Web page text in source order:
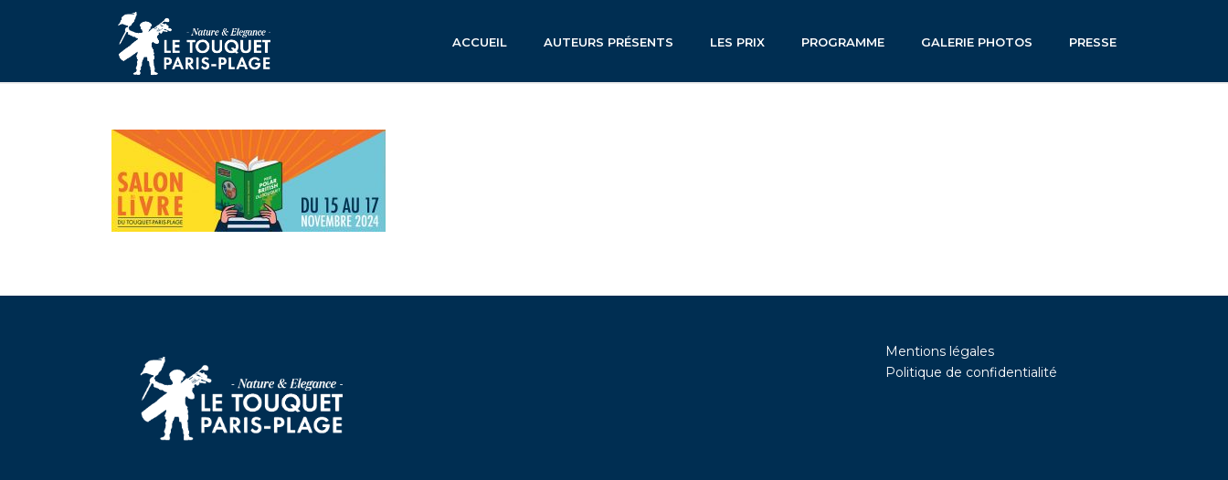
ACCUEIL AUTEURS PRÉSENTS LES PRIX PROGRAMME GALERIE PHOTOS PRESSE
Mentions légales
Politique de confidentialité